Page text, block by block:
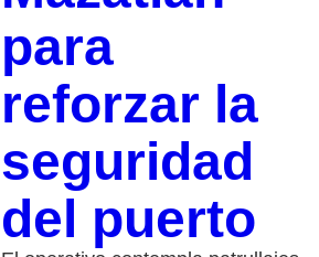
para
reforzar la
seguridad
del puerto